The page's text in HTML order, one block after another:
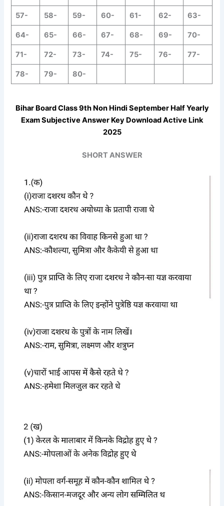
57- 58- 59- 60- 61- 62- 63-
64- 65- 66- 67- 68- 69- 70-
71- 72- 73- 74- 75- 76- 77-
78- 79- 80-
Bihar Board Class 9th Non Hindi September Half Yearly
Exam Subjective Answer Key Download Active Link
2025
SHORT ANSWER